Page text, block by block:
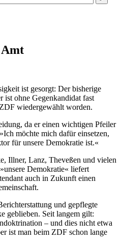
ist gesorgt: Der bisherige
ist ohne Gegenkandidat fast
ZDF wiedergewählt worden.
da er einen wichtigen Pfeiler
»Ich möchte mich dafür einsetzen,
für unsere Demokratie ist.«
Illner, Lanz, Theveßen und vielen
Demokratie« liefert
auch in Zukunft einen
und gepflegte
geblieben. Seit langem gilt:
– und dies nicht etwa
ist man beim ZDF schon lange